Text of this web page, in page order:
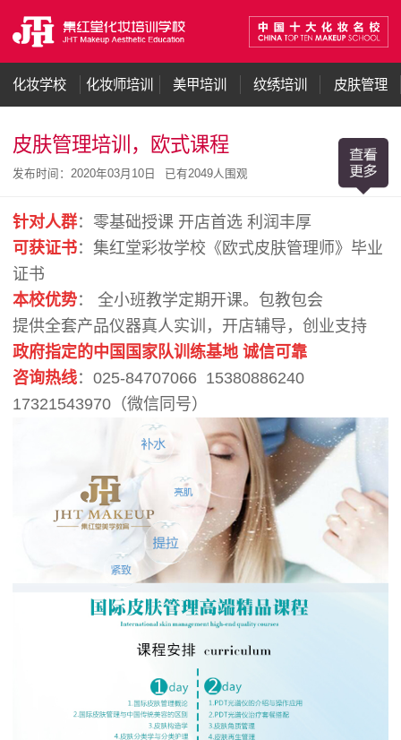
化妆学校 化妆师培训 美甲培训 纹绣培训 皮肤管理
皮肤管理培训，欧式课程
发布时间：2020年03月10日 已有2049人围观
针对人群：零基础授课 开店首选 利润丰厚
可获证书：集红堂彩妆学校《欧式皮肤管理师》毕业
证书
本校优势： 全小班教学定期开课。包教包会
提供全套产品仪器真人实训，开店辅导，创业支持
政府指定的中国国家队训练基地 诚信可靠
咨询热线： 025-84707066 15380886240
17321543970（微信同号）